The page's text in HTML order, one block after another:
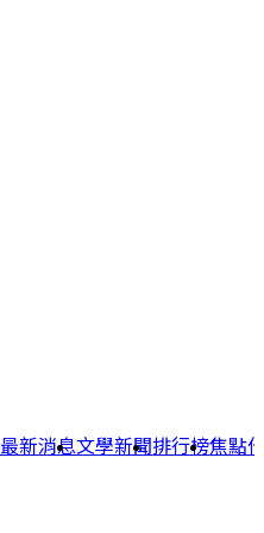
最新消息文學新聞排行榜焦點